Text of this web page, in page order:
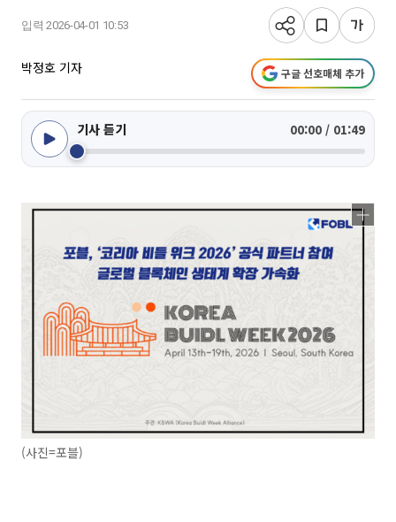
입력 2026-04-01 10:53
박정호 기자 구글 선호매체 추가
기사 듣기 00:00 / 01:49
(사진=포블)